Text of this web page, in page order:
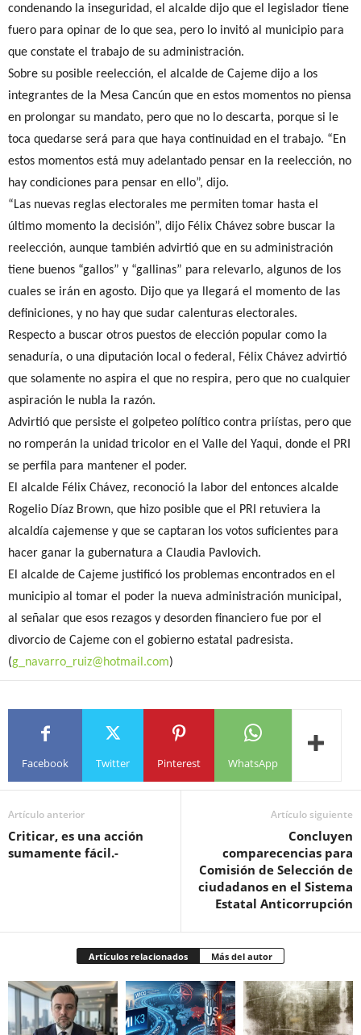
condenando la inseguridad, el alcalde dijo que el legislador tiene
fuero para opinar de lo que sea, pero lo invitó al municipio para
que constate el trabajo de su administración.
Sobre su posible reelección, el alcalde de Cajeme dijo a los
integrantes de la Mesa Cancún que en estos momentos no piensa
en prolongar su mandato, pero que no lo descarta, porque si le
toca quedarse será para que haya continuidad en el trabajo. “En
estos momentos está muy adelantado pensar en la reelección, no
hay condiciones para pensar en ello”, dijo.
“Las nuevas reglas electorales me permiten tomar hasta el
último momento la decisión”, dijo Félix Chávez sobre buscar la
reelección, aunque también advirtió que en su administración
tiene buenos “gallos” y “gallinas” para relevarlo, algunos de los
cuales se irán en agosto. Dijo que ya llegará el momento de las
definiciones, y no hay que sudar calenturas electorales.
Respecto a buscar otros puestos de elección popular como la
senaduría, o una diputación local o federal, Félix Chávez advirtió
que solamente no aspira el que no respira, pero que no cualquier
aspiración le nubla la razón.
Advirtió que persiste el golpeteo político contra priístas, pero que
no romperán la unidad tricolor en el Valle del Yaqui, donde el PRI
se perfila para mantener el poder.
El alcalde Félix Chávez, reconoció la labor del entonces alcalde
Rogelio Díaz Brown, que hizo posible que el PRI retuviera la
alcaldía cajemense y que se captaran los votos suficientes para
hacer ganar la gubernatura a Claudia Pavlovich.
El alcalde de Cajeme justificó los problemas encontrados en el
municipio al tomar el poder la nueva administración municipal,
al señalar que esos rezagos y desorden financiero fue por el
divorcio de Cajeme con el gobierno estatal padresista.
(g_navarro_ruiz@hotmail.com)
Facebook Twitter Pinterest WhatsApp
Artículo anterior
Criticar, es una acción
sumamente fácil.-
Artículo siguiente
Concluyen
comparecencias para
Comisión de Selección de
ciudadanos en el Sistema
Estatal Anticorrupción
Artículos relacionados Más del autor